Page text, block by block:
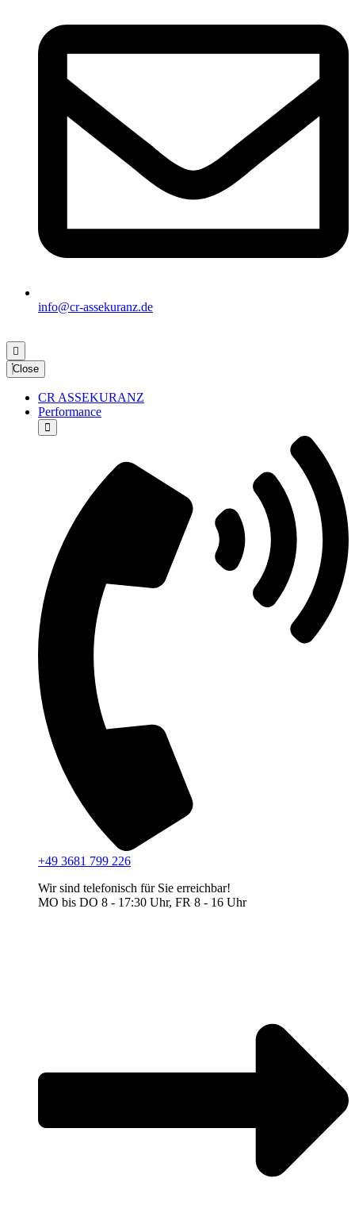
info@cr-assekuranz.de
Close
CR ASSEKURANZ
Performance
+49 3681 799 226
Wir sind telefonisch für Sie erreichbar!
MO bis DO 8 - 17:30 Uhr, FR 8 - 16 Uhr